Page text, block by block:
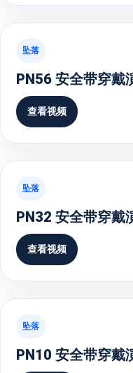
坠落
PN56 安全带穿戴
查看视频
坠落
PN32 安全带穿戴
查看视频
坠落
PN10 安全带穿戴